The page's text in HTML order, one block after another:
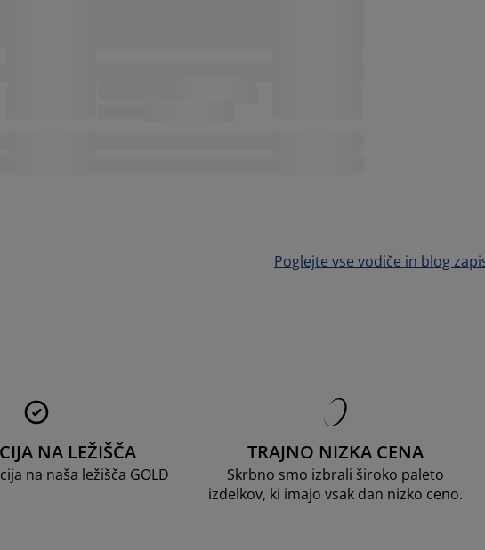
Poglejte vse vodiče in blog
NA LEŽIŠČA
na naša ležišča GOLD
TRAJNO NIZKA CENA
Skrbno smo izbrali široko paleto
izdelkov, ki imajo vsak dan nizko ceno.